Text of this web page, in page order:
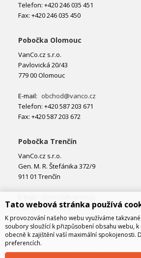
Telefon: +420 246 035 451
Fax: +420 246 035 450
Pobočka Olomouc
VanCo.cz s.r.o.
Pavlovická 20/43
779 00 Olomouc
E-mail: obchod@vanco.cz
Telefon: +420 587 203 671
Fax: +420 587 203 672
Pobočka Trenčín
VanCo.cz s.r.o.
Gen. M. R. Štefánika 372/9
911 01 Trenčín
Telefon: +421 32 877 74 02
Tato webová stránka používá
K provozování našeho webu využíváme
soubory sloužící k přizpůsobení obsahu webu,
obecně k zajištění vaší maximální spokojenosti.
preferencích.